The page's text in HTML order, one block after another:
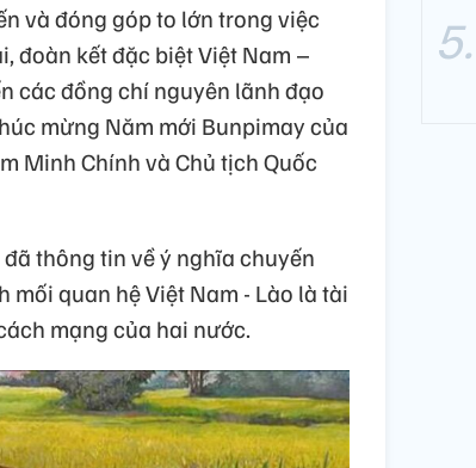
và đóng góp to lớn trong việc
đoàn kết đặc biệt Việt Nam –
các đồng chí nguyên lãnh đạo
mừng Năm mới Bunpimay của
Minh Chính và Chủ tịch Quốc
thông tin về ý nghĩa chuyến
quan hệ Việt Nam - Lào là tài
mạng của hai nước.